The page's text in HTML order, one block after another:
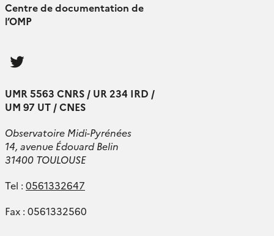
Centre de documentation de
l’OMP
UMR 5563 CNRS / UR 234 IRD /
UM 97 UT / CNES
Observatoire Midi-Pyrénées
14, avenue Édouard Belin
31400 TOULOUSE
Tel : 0561332647
Fax : 0561332560